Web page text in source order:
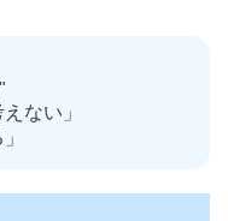
ない」